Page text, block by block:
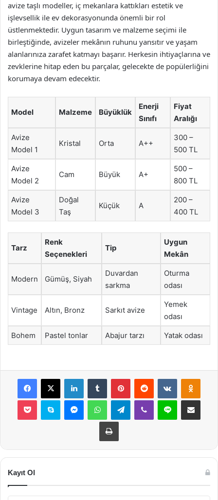
avize taşlı modeller, iç mekanlara kattıkları estetik ve
işlevsellik ile ev dekorasyonunda önemli bir rol
üstlenmektedir. Uygun tasarım ve malzeme seçimi ile
birleştiğinde, avizeler mekânın ruhunu yansıtır ve yaşam
alanlarınıza zarafet katmayı başarır. Herkesin ihtiyaçlarına ve
zevklerine hitap eden bu parçalar, gelecekte de popülerliğini
korumaya devam edecektir.
Model Malzeme Büyüklük
Enerji
Sınıfı
Fiyat
Aralığı
Avize
Model 1
Kristal Orta A++
300 –
500 TL
Avize
Model 2
Cam Büyük A+
500 –
800 TL
Avize
Model 3
Doğal
Taş
Küçük A
200 –
400 TL
Tarz
Renk
Seçenekleri
Tip
Uygun
Mekân
Modern Gümüş, Siyah
Duvardan
sarkma
Oturma
odası
Vintage Altın, Bronz Sarkıt avize
Yemek
odası
Bohem Pastel tonlar Abajur tarzı Yatak odası
Facebook
X LinkedInTumblr PinterestReddit VKontakte
Pocket Skype MessengerWhatsAppTelegramViber Line E-Posta ile
Yazdır
Kayıt Ol